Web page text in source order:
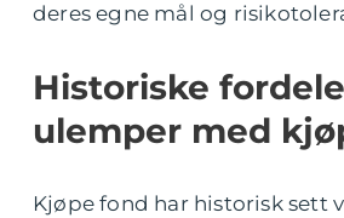
deres egne mål og
Historiske
ulemper med
Kjøpe fond har historisk sett